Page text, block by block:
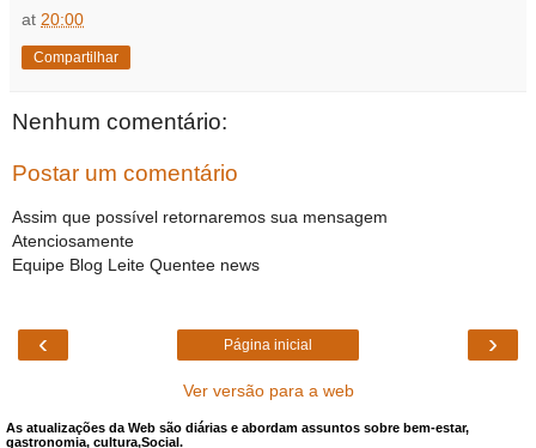
at 20:00
Compartilhar
Nenhum comentário:
Postar um comentário
Assim que possível retornaremos sua mensagem
Atenciosamente
Equipe Blog Leite Quentee news
‹ ›
Página inicial
Ver versão para a web
As atualizações da Web são diárias e abordam assuntos sobre bem-estar,
gastronomia, cultura,Social.